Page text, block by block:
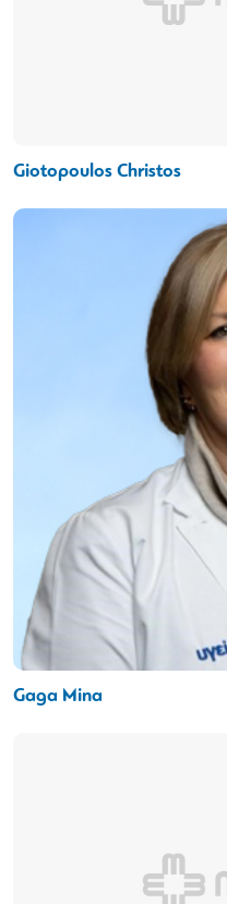
Giotopoulos Christos
Gaga Mina